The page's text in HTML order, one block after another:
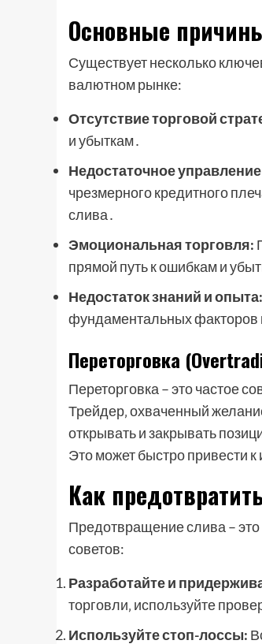
Основные
Существует несколько
валютном рынке:
Отсутствие торговой
и убыткам․
Недостаточное
чрезмерного кредитного
слива․
Эмоциональная торговля:
прямой путь к ошибкам и
Недостаток знаний и опыта:
фундаментальных факторов
Переторговка
Переторговка – это частое
Трейдер‚ охваченный
открывать и закрывать
Это может быстро привести
Как
Предотвращение слива –
советов:
Разработайте и
торговли‚ используйте
Используйте стоп-лоссы: